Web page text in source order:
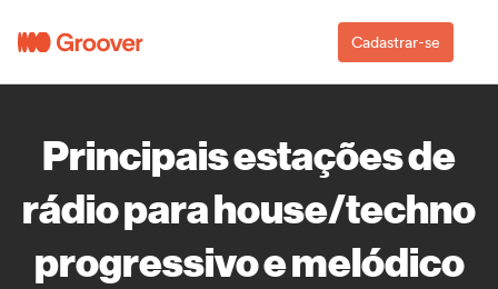
Cadastrar-se
Principais estações de
rádio para house/techno
progressivo e melódico